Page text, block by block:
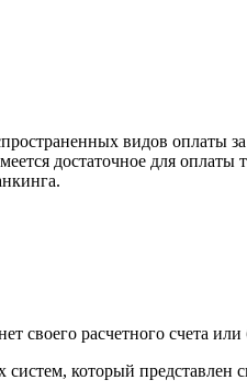
видов оплаты
достаточное для
расчетного счета
который